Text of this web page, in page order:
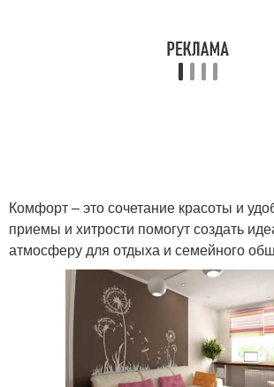
Комфорт – это сочетание красоты и
приемы и хитрости помогут создать
атмосферу для отдыха и семейного